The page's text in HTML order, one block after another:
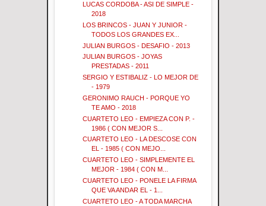
LUCAS CORDOBA - ASI DE SIMPLE -
2018
LOS BRINCOS - JUAN Y JUNIOR -
TODOS LOS GRANDES EX...
JULIAN BURGOS - DESAFIO - 2013
JULIAN BURGOS - JOYAS
PRESTADAS - 2011
SERGIO Y ESTIBALIZ - LO MEJOR DE
- 1979
GERONIMO RAUCH - PORQUE YO
TE AMO - 2018
CUARTETO LEO - EMPIEZA CON P. -
1986 ( CON MEJOR S...
CUARTETO LEO - LA DESCOSE CON
EL - 1985 ( CON MEJO...
CUARTETO LEO - SIMPLEMENTE EL
MEJOR - 1984 ( CON M...
CUARTETO LEO - PONELE LA FIRMA
QUE VA ANDAR EL - 1...
CUARTETO LEO - A TODA MARCHA